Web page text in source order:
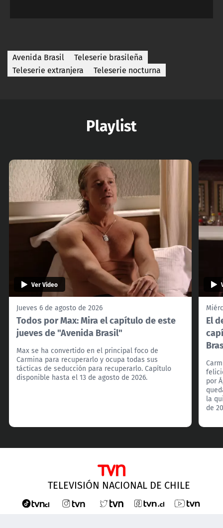
Avenida Brasil
Teleserie brasileña
Teleserie extranjera
Teleserie nocturna
Playlist
Ver Video
Jueves 6 de agosto de 2026
Todos por Max: Mira el capítulo de este
jueves de "Avenida Brasil"
Max se ha convertido en el principal foco de
Carmina para recuperarlo y ocupa todas sus
tácticas de seducción para recuperarlo. Capítulo
disponible hasta el 13 de agosto de 2026.
El
por
la
de
TELEVISIÓN NACIONAL DE CHILE